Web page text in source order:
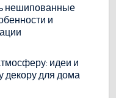
нешипованные
и
идеи и
декору для дома